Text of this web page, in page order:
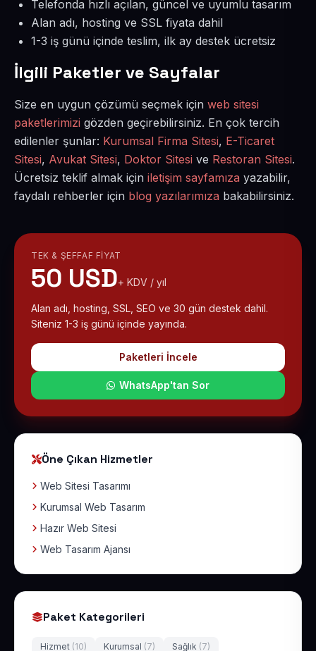
Telefonda hızlı açılan, güncel ve uyumlu tasarım
Alan adı, hosting ve SSL fiyata dahil
1-3 iş günü içinde teslim, ilk ay destek ücretsiz
İlgili Paketler ve Sayfalar
Size en uygun çözümü seçmek için web sitesi
paketlerimizi gözden geçirebilirsiniz. En çok tercih
edilenler şunlar: Kurumsal Firma Sitesi, E-Ticaret
Sitesi, Avukat Sitesi, Doktor Sitesi ve Restoran Sitesi.
Ücretsiz teklif almak için iletişim sayfamıza yazabilir,
faydalı rehberler için blog yazılarımıza bakabilirsiniz.
TEK & ŞEFFAF FIYAT
50 USD+ KDV / yıl
Alan adı, hosting, SSL, SEO ve 30 gün destek dahil.
Siteniz 1-3 iş günü içinde yayında.
Paketleri İncele
WhatsApp'tan Sor
Öne Çıkan Hizmetler
Web Sitesi Tasarımı
Kurumsal Web Tasarım
Hazır Web Sitesi
Web Tasarım Ajansı
Paket Kategorileri
Hizmet (10) Kurumsal (7) Sağlık (7)